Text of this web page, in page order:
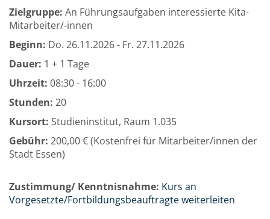
Zielgruppe: An Führungsaufgaben interessierte Kita-
Mitarbeiter/-innen
Beginn: Do. 26.11.2026 - Fr. 27.11.2026
Dauer: 1 + 1 Tage
Uhrzeit: 08:30 - 16:00
Stunden: 20
Kursort: Studieninstitut, Raum 1.035
Gebühr: 200,00 € (Kostenfrei für Mitarbeiter/innen der
Stadt Essen)
Zustimmung/ Kenntnisnahme: Kurs an
Vorgesetzte/Fortbildungsbeauftragte weiterleiten